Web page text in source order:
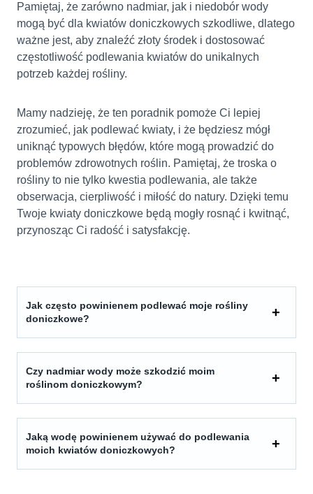
Pamiętaj, że zarówno nadmiar, jak i niedobór wody
mogą być dla kwiatów doniczkowych szkodliwe, dlatego
ważne jest, aby znaleźć złoty środek i dostosować
częstotliwość podlewania kwiatów do unikalnych
potrzeb każdej rośliny.
Mamy nadzieję, że ten poradnik pomoże Ci lepiej
zrozumieć, jak podlewać kwiaty, i że będziesz mógł
uniknąć typowych błędów, które mogą prowadzić do
problemów zdrowotnych roślin. Pamiętaj, że troska o
rośliny to nie tylko kwestia podlewania, ale także
obserwacja, cierpliwość i miłość do natury. Dzięki temu
Twoje kwiaty doniczkowe będą mogły rosnąć i kwitnąć,
przynosząc Ci radość i satysfakcję.
Jak często powinienem podlewać moje rośliny
doniczkowe?
Czy nadmiar wody może szkodzić moim
roślinom doniczkowym?
Jaką wodę powinienem używać do podlewania
moich kwiatów doniczkowych?